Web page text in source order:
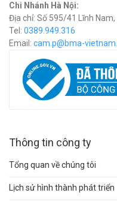
Chi Nhánh Hà Nội:
Địa chỉ: Số 595/41 Lĩnh Nam,
Tel: 0389.949.316
Email: cam.p@bma-
Thông tin công ty
Tổng quan về chúng tôi
Lịch sử hình thành phát triển